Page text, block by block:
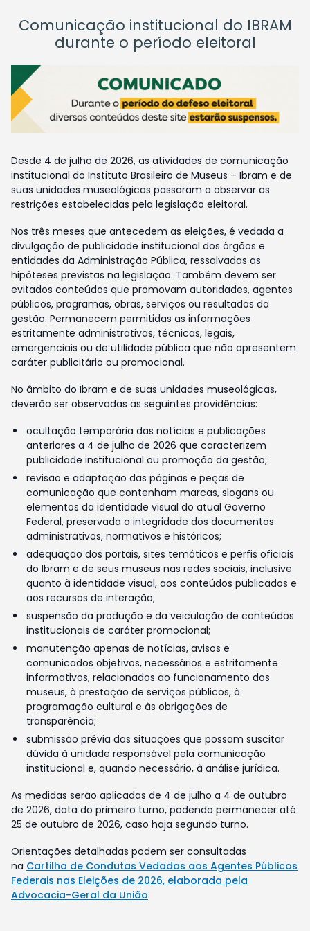
Comunicação institucional do IBRAM
durante o período eleitoral
Desde 4 de julho de 2026, as atividades de comunicação
institucional do Instituto Brasileiro de Museus – Ibram e de
suas unidades museológicas passaram a observar as
restrições estabelecidas pela legislação eleitoral.
Nos três meses que antecedem as eleições, é vedada a
divulgação de publicidade institucional dos órgãos e
entidades da Administração Pública, ressalvadas as
hipóteses previstas na legislação. Também devem ser
evitados conteúdos que promovam autoridades, agentes
públicos, programas, obras, serviços ou resultados da
gestão. Permanecem permitidas as informações
estritamente administrativas, técnicas, legais,
emergenciais ou de utilidade pública que não apresentem
caráter publicitário ou promocional.
No âmbito do Ibram e de suas unidades museológicas,
deverão ser observadas as seguintes providências:
ocultação temporária das notícias e publicações
anteriores a 4 de julho de 2026 que caracterizem
publicidade institucional ou promoção da gestão;
revisão e adaptação das páginas e peças de
comunicação que contenham marcas, slogans ou
elementos da identidade visual do atual Governo
Federal, preservada a integridade dos documentos
administrativos, normativos e históricos;
adequação dos portais, sites temáticos e perfis oficiais
do Ibram e de seus museus nas redes sociais, inclusive
quanto à identidade visual, aos conteúdos publicados e
aos recursos de interação;
suspensão da produção e da veiculação de conteúdos
institucionais de caráter promocional;
manutenção apenas de notícias, avisos e
comunicados objetivos, necessários e estritamente
informativos, relacionados ao funcionamento dos
museus, à prestação de serviços públicos, à
programação cultural e às obrigações de
transparência;
submissão prévia das situações que possam suscitar
dúvida à unidade responsável pela comunicação
institucional e, quando necessário, à análise jurídica.
As medidas serão aplicadas de 4 de julho a 4 de outubro
de 2026, data do primeiro turno, podendo permanecer até
25 de outubro de 2026, caso haja segundo turno.
Orientações detalhadas podem ser consultadas
na Cartilha de Condutas Vedadas aos Agentes Públicos
Federais nas Eleições de 2026, elaborada pela
Advocacia-Geral da União.